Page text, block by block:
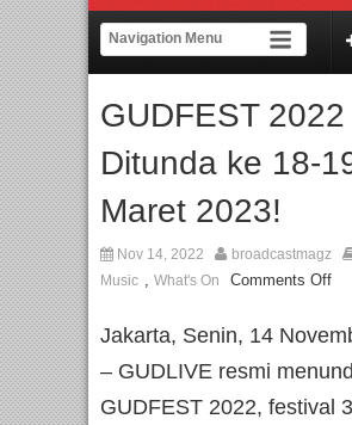
Kolaborasi UT School, PTBA, dan Kamaju
Wawancara Eksklusif Pemain Sinetron Biarkan Hati
Rayakan Perpaduan Warisan Dan Semangat Lokal,
GUDFEST 2022
Ditunda ke 18-
Maret 2023!
Nov 14, 2022 broadcastmagz
Music , What's On Comments Off
Jakarta, Senin, 14
– GUDLIVE resmi
GUDFEST 2022, festival